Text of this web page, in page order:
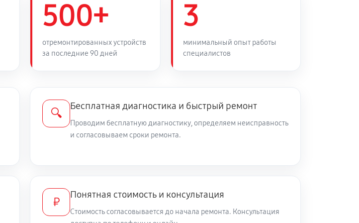
1440 руб 50 минут
1170 руб 45 минут Заказать
1080 руб 60 минут Заказать
540 руб 20 минут
720 руб
500+
отремонтированных устройств
за последние 90 дней
3
минимальный опыт работы
специалистов
🔍
Бесплатная диагностика и быстрый ремонт
Проводим бесплатную диагностику, определяем неисправность
и согласовываем сроки ремонта.
₽
Понятная стоимость и консультация
Стоимость согласовывается до начала ремонта. Консультация